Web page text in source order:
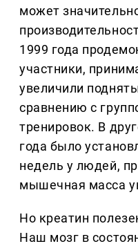
может
1999 года
участники,
увеличили
сравнению с
тренировок. В
года было
недель у людей,
мышечная масса
Но креатин
Наш мозг в